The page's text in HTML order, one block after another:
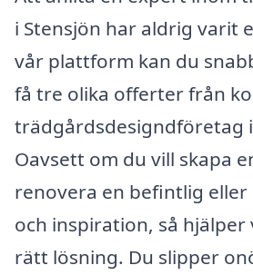
i Stensjön har aldrig varit
vår plattform kan du
få tre olika offerter från
trädgårdsdesigndföretag
Oavsett om du vill skapa
renovera en befintlig eller
och inspiration, så
rätt lösning. Du slipper